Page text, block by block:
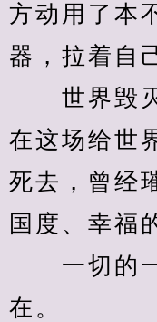
方动用了本
器，拉着自
世界毁灭
在这场给世
死去，曾经
国度、幸
一切的一
在。